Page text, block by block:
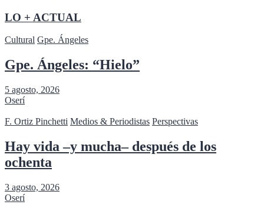
LO + ACTUAL
Cultural Gpe. Ángeles
Gpe. Ángeles: “Hielo”
5 agosto, 2026
Oserí
F. Ortiz Pinchetti Medios & Periodistas Perspectivas
Hay vida –y mucha– después de los
ochenta
3 agosto, 2026
Oserí